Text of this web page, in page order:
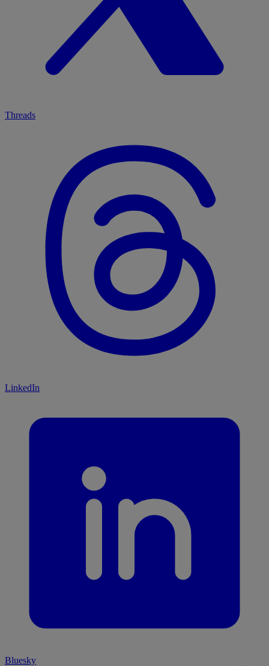
Threads
LinkedIn
Bluesky